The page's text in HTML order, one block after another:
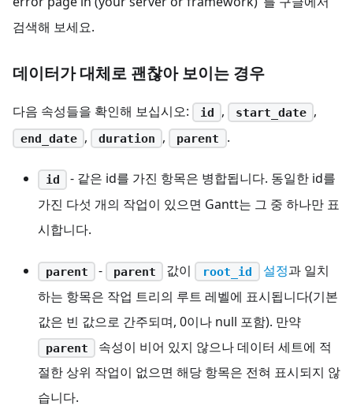
검색해 보세요.
데이터가 대체로 괜찮아 보이는 경우
다음 속성들을 확인해 보십시오: id , start_date ,
end_date , duration , parent .
id
- 같은 id를 가진 항목은 병합됩니다. 동일한 id를
가진 다섯 개의 작업이 있으면 Gantt는 그 중 하나만 표
시합니다.
parent - parent 값이 root_id 설정과 일치
하는 항목은 작업 트리의 루트 레벨에 표시됩니다(기본
값은 빈 값으로 간주되며, 0이나 null 포함). 만약
parent
속성이 비어 있지 않으나 데이터 세트에 적
절한 상위 작업이 없으면 해당 항목은 전혀 표시되지 않
습니다.